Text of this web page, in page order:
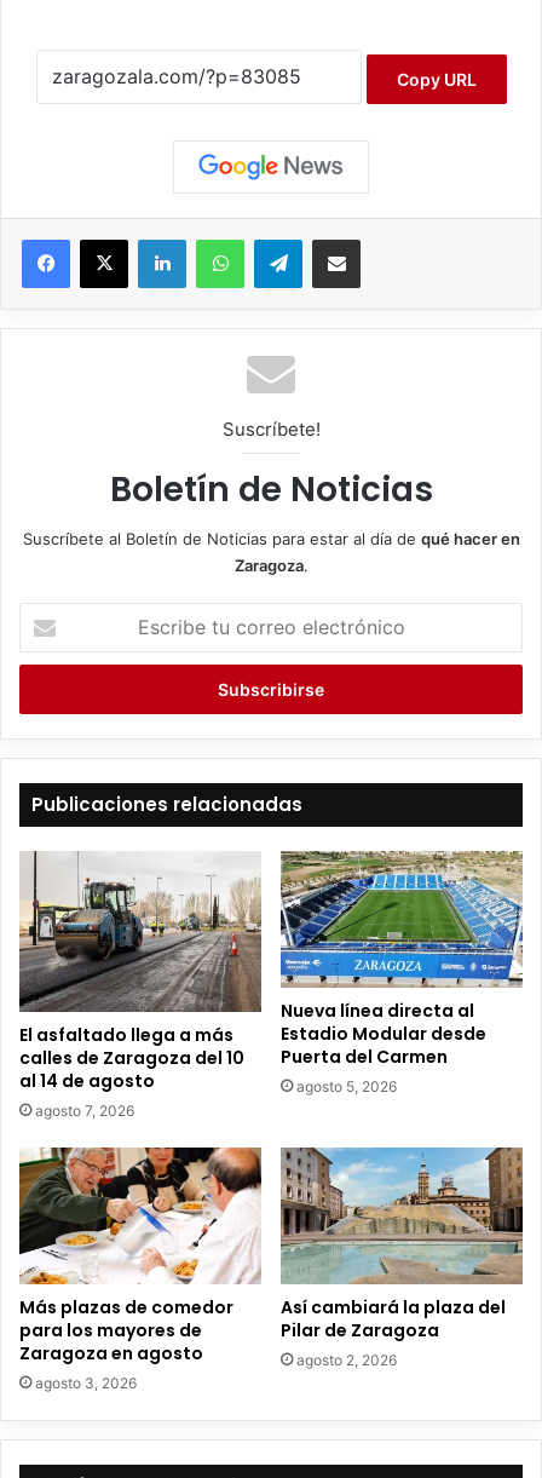
Copy URL
Telegram
Suscríbete!
Boletín de Noticias
Suscríbete al Boletín de Noticias para estar al día de qué hacer en
Zaragoza.
c
i
b
r
r
e
o
e
e
c
t
ó
n
i
c
o
Publicaciones relacionadas
El asfaltado llega a más
calles de Zaragoza del 10
al 14 de agosto
agosto 7, 2026
Nueva línea directa al
Estadio Modular desde
Puerta del Carmen
agosto 5, 2026
Más plazas de comedor
para los mayores de
Zaragoza en agosto
agosto 3, 2026
Así cambiará la plaza del
Pilar de Zaragoza
agosto 2, 2026